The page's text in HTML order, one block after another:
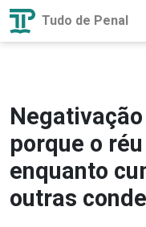
Tudo de Penal
porque o
enquanto
outras